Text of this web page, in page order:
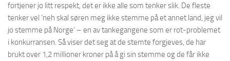
fortjener jo litt respekt, det er ikke alle som tenker slik. De fleste
tenker vel ‘neh skal søren meg ikke stemme på et annet land, jeg vil
jo stemme på Norge’ – en av tankegangene som er rot-problemet
i konkurransen. Så viser det seg at de stemte forgjeves, de har
brukt over 1,2 millioner kroner på å gi sin stemme og de får ikke